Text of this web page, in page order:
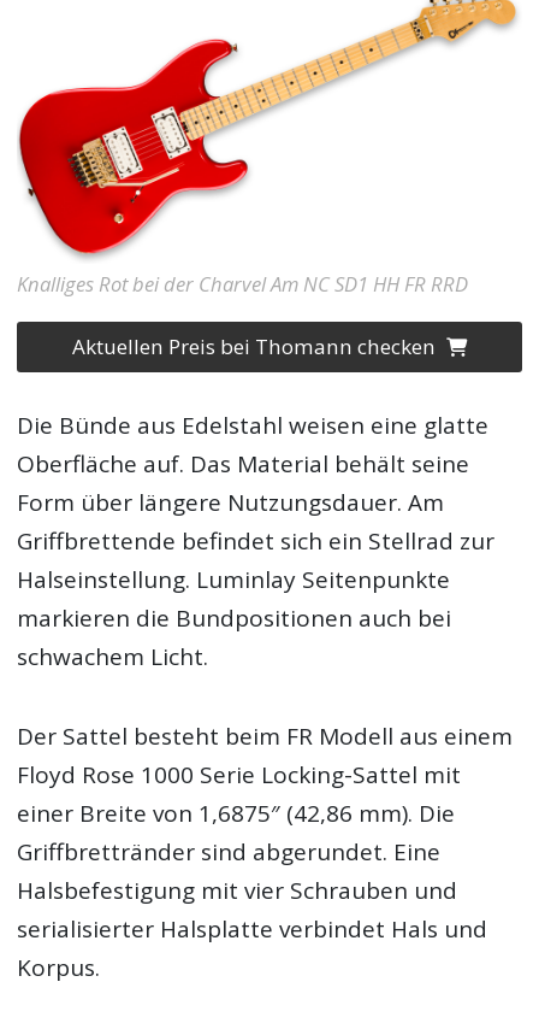
Knalliges Rot bei der Charvel Am NC SD1 HH FR RRD
Aktuellen Preis bei Thomann checken
Die Bünde aus Edelstahl weisen eine glatte
Oberfläche auf. Das Material behält seine
Form über längere Nutzungsdauer. Am
Griffbrettende befindet sich ein Stellrad zur
Halseinstellung. Luminlay Seitenpunkte
markieren die Bundpositionen auch bei
schwachem Licht.
Der Sattel besteht beim FR Modell aus einem
Floyd Rose 1000 Serie Locking-Sattel mit
einer Breite von 1,6875″ (42,86 mm). Die
Griffbrettränder sind abgerundet. Eine
Halsbefestigung mit vier Schrauben und
serialisierter Halsplatte verbindet Hals und
Korpus.